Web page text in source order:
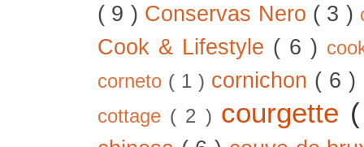
( 9 ) Conservas Nero ( 3 )
Cook & Lifestyle ( 6 )
corneto ( 1 ) cornichon ( 6 )
cottage ( 2 ) courgette